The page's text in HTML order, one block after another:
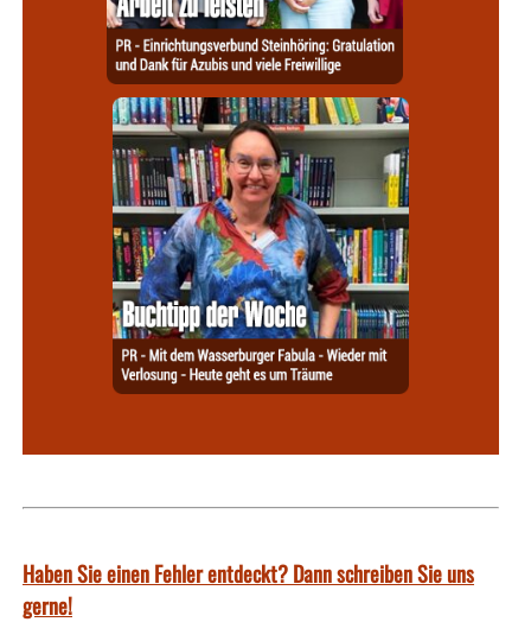
Haben Sie einen Fehler entdeckt? Dann schreiben Sie uns
gerne!